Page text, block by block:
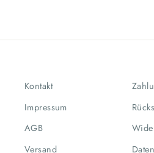
Kontakt
Impressum
AGB
Versand